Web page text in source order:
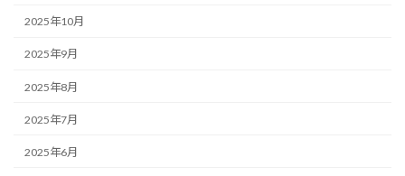
2025年10月
2025年9月
2025年8月
2025年7月
2025年6月